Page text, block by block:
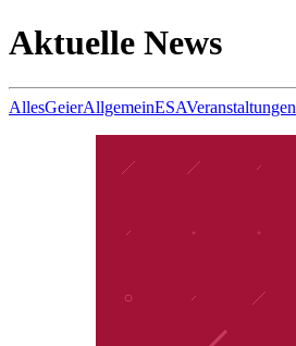
Aktuelle News
AllesGeierAllgemeinESAVeranstaltungen